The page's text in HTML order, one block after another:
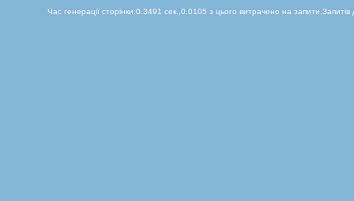
Час генерації сторінки:0.3491 сек.,0.0105 з цього витрачено на